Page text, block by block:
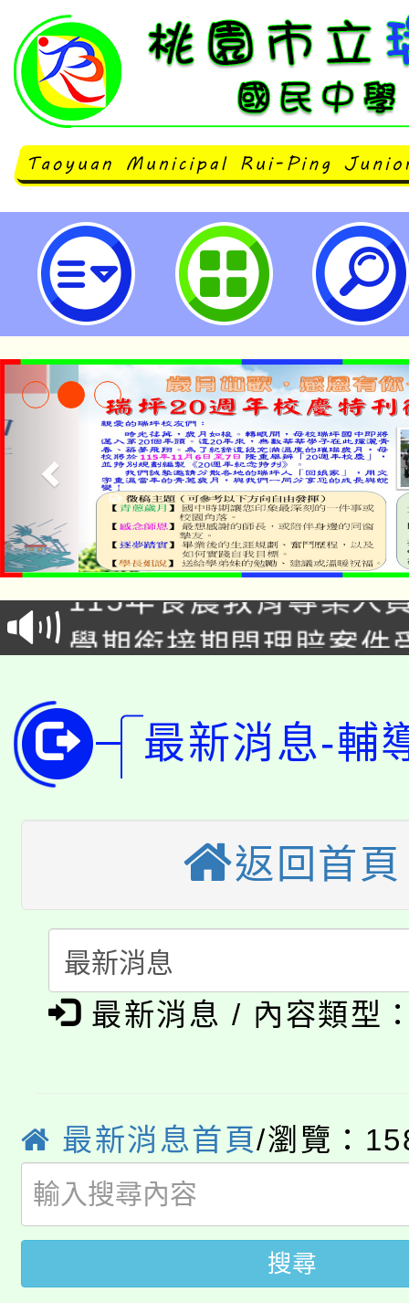
臺灣一滴優教育協會辦理「學檔大
你的亮眼檔案」實體講座活動-桃
淨零綠生活教案入校路
會
程
學期銜接期間理賠案件
版
公告本校115學年度第
代理(課)教師甄選結果(
「2026金融保險知識
車」活動
桃園市115學年度學生
生本土語及新住民語歌
公告本校115學年度第
代理(課)教師甄選結果(
公告本校115學年度第
代理(課)教師甄選結果(
轉知中國文化大學推廣
《TA101》溝通分析基
系所師生報名參加。
淨零綠生活教案入校路
學籍身 分審查程序及
版
淨零綠領人才培育課程
公告本校115學年度第
代理(課)教師甄選結果(
「2026金融保險知識
車」活動
桃園市115學年度學生
最新消息-輔
返回首頁
最新消息 / 內容類型
最新消息首頁/瀏覽：
搜尋